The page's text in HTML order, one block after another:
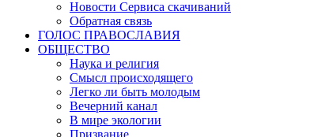
Новости Сервиса скачиваний
Обратная связь
ГОЛОС ПРАВОСЛАВИЯ
ОБЩЕСТВО
Наука и религия
Смысл происходящего
Легко ли быть молодым
Вечерний канал
В мире экологии
Призвание